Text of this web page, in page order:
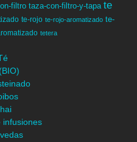
filtro taza-con-filtro-y-tapa te
te-rojo te-rojo-aromatizado te-
tetera
infusiones